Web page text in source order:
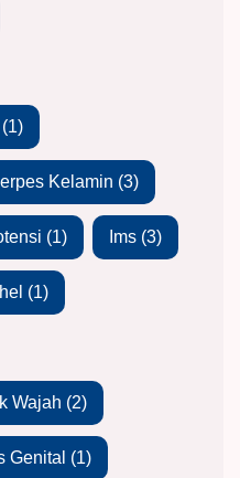
(1)
Kelamin (3)
(1) Ims (3)
(1)
Wajah (2)
Genital (1)